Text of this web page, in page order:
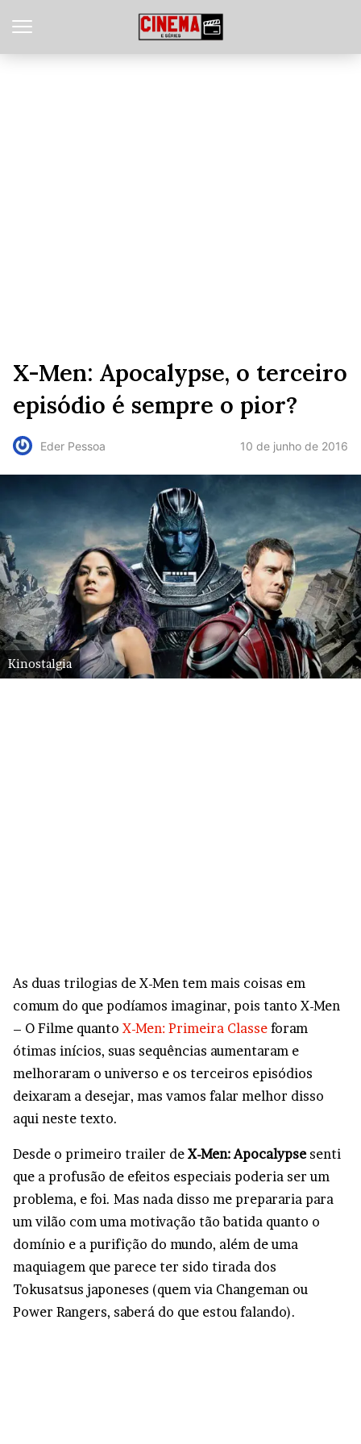
X-Men: Apocalypse, o terceiro
episódio é sempre o pior?
Eder Pessoa 10 de junho de 2016
Kinostalgia
As duas trilogias de X-Men tem mais coisas em
comum do que podíamos imaginar, pois tanto X-Men
– O Filme quanto X-Men: Primeira Classe foram
ótimas inícios, suas sequências aumentaram e
melhoraram o universo e os terceiros episódios
deixaram a desejar, mas vamos falar melhor disso
aqui neste texto.
Desde o primeiro trailer de X-Men: Apocalypsesenti
que a profusão de efeitos especiais poderia ser um
problema, e foi. Mas nada disso me prepararia para
um vilão com uma motivação tão batida quanto o
domínio e a purifição do mundo, além de uma
maquiagem que parece ter sido tirada dos
Tokusatsus japoneses (quem via Changeman ou
Power Rangers, saberá do que estou falando).